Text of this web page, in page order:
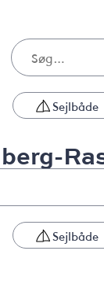
Sejlbåde
Sejlbåde